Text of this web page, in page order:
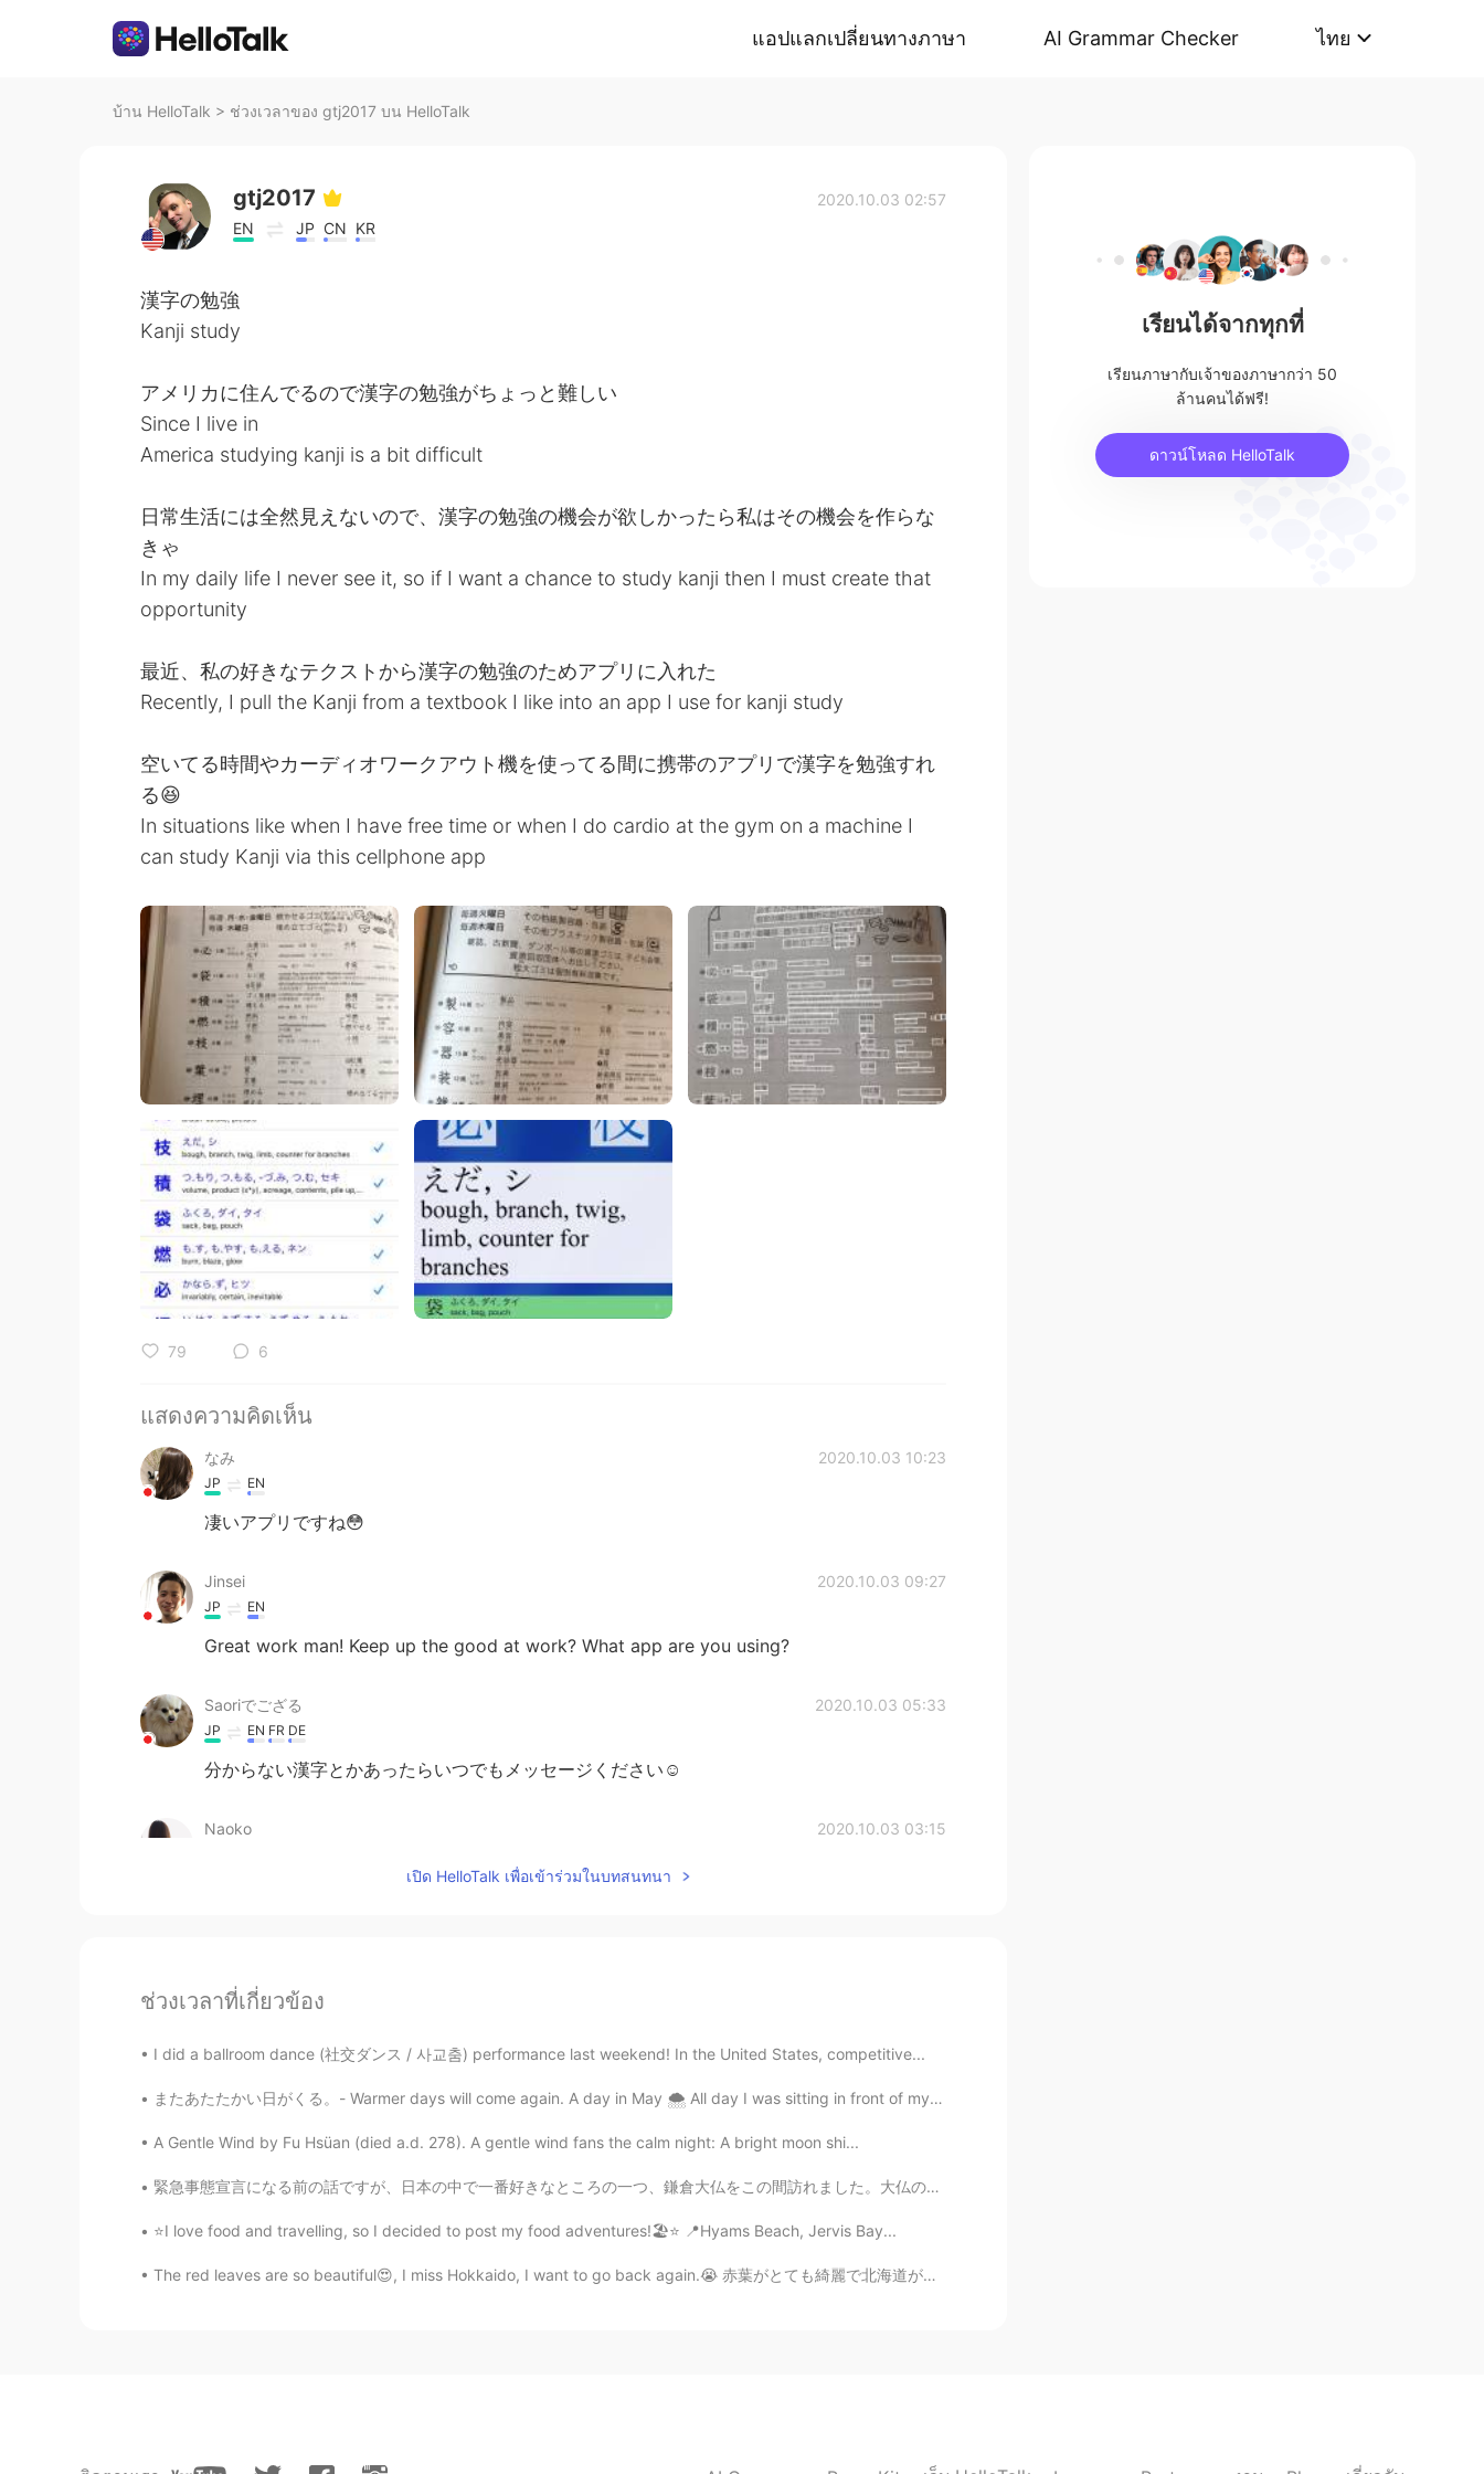
แอปแลกเปลี่ยนทางภาษา AI Grammar Checker ไทย
บ้าน HelloTalk > ช่วงเวลาของ gtj2017 บน HelloTalk
gtj2017
EN JP CN KR
2020.10.03 02:57
漢字の勉強
Kanji study
アメリカに住んでるので漢字の勉強がちょっと難しい
Since I live in
America studying kanji is a bit difficult
日常生活には全然見えないので、漢字の勉強の機会が欲しかったら私はその機会を作らな
きゃ
In my daily life I never see it, so if I want a chance to study kanji then I must create that
opportunity
最近、私の好きなテクストから漢字の勉強のためアプリに入れた
Recently, I pull the Kanji from a textbook I like into an app I use for kanji study
空いてる時間やカーディオワークアウト機を使ってる間に携帯のアプリで漢字を勉強すれ
る😆
In situations like when I have free time or when I do cardio at the gym on a machine I
can study Kanji via this cellphone app
79 6
แสดงความคิดเห็น
なみ 2020.10.03 10:23
JP EN
凄いアプリですね😳
Jinsei 2020.10.03 09:27
JP EN
Great work man! Keep up the good at work? What app are you using?
Saoriでござる 2020.10.03 05:33
JP EN FR DE
分からない漢字とかあったらいつでもメッセージください☺️
Naoko 2020.10.03 03:15
JP KR
きゃ
日常生活では全然見る機会がないので、漢字の勉強の機会が欲しかったら私はその機会を
最近、私の好きなテ
ストから漢字の勉強のためアプリに入れた
る😆
頑張ってね！
เปิด HelloTalk เพื่อเข้าร่วมในบทสนทนา
ช่วงเวลาที่เกี่ยวข้อง
I did a ballroom dance (社交ダンス / 사교춤) performance last weekend! In the United States, competitive...
またあたたかい日がくる。- Warmer days will come again. A day in May 🌨 All day I was sitting in front of my ...
A Gentle Wind by Fu Hsüan (died a.d. 278). A gentle wind fans the calm night: A bright moon shi...
緊急事態宣言になる前の話ですが、日本の中で一番好きなところの一つ、鎌倉大仏をこの間訪れました。大仏の前に立っていると色んな意味で自分が小さく感じます。日常生活の悩みも、小さく感じ落ち着きます😌 ...
⭐I love food and travelling, so I decided to post my food adventures!🏖⭐ 📍Hyams Beach, Jervis Bay...
The red leaves are so beautiful😍, I miss Hokkaido, I want to go back again.😭 赤葉がとても綺麗で北海道が恋しいのでま...
เรียนได้จากทุกที่
เรียนภาษากับเจ้าของภาษากว่า 50
ล้านคนได้ฟรี!
ดาวน์โหลด HelloTalk